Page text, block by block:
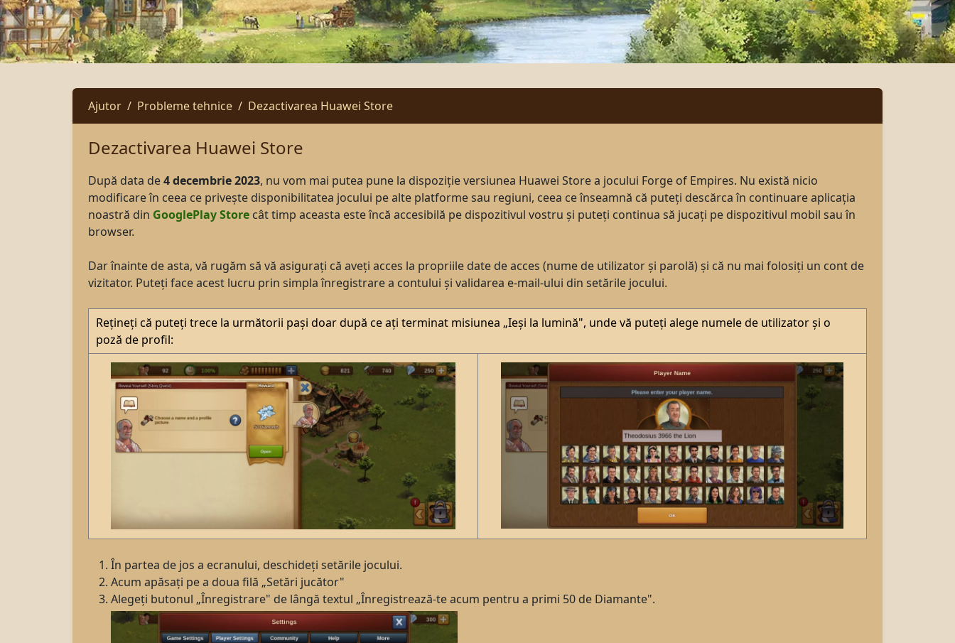
Ajutor Probleme tehnice Dezactivarea Huawei Store
Dezactivarea Huawei Store
După data de4 decembrie 2023, nu vom mai putea pune la dispoziție versiunea Huawei Store a jocului Forge of Empires. Nu există nicio
modificare în ceea ce privește disponibilitatea jocului pe alte platforme sau regiuni, ceea ce înseamnă că puteți descărca în continuare aplicația
noastră din GooglePlay Store cât timp aceasta este încă accesibilă pe dispozitivul vostru și puteți continua să jucați pe dispozitivul mobil sau în
browser.
Dar înainte de asta, vă rugăm să vă asigurați că aveți acces la propriile date de acces (nume de utilizator și parolă) și că nu mai folosiți un cont de
vizitator. Puteți face acest lucru prin simpla înregistrare a contului și validarea e-mail-ului din setările jocului.
Rețineți că puteți trece la următorii pași doar după ce ați terminat misiunea „Ieși la lumină", unde vă puteți alege numele de utilizator și o
poză de profil:
În partea de jos a ecranului, deschideți setările jocului.
Acum apăsați pe a doua filă „Setări jucător"
Alegeți butonul „Înregistrare" de lângă textul „Înregistrează-te acum pentru a primi 50 de Diamante".